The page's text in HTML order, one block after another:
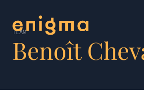
TEAM
Benoît